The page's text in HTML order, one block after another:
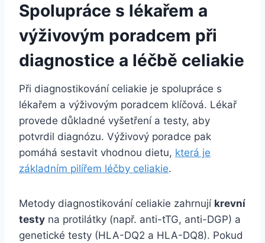
Spolupráce s lékařem a
výživovým poradcem při
diagnostice a léčbě celiakie
Při diagnostikování celiakie je spolupráce s
lékařem a výživovým poradcem klíčová. Lékař
provede důkladné vyšetření a testy, aby
potvrdil diagnózu. Výživový poradce pak
pomáhá sestavit vhodnou dietu, která je
základním pilířem léčby celiakie.
Metody diagnostikování celiakie zahrnují krevní
testy na protilátky (např. anti-tTG, anti-DGP) a
genetické testy (HLA-DQ2 a HLA-DQ8). Pokud